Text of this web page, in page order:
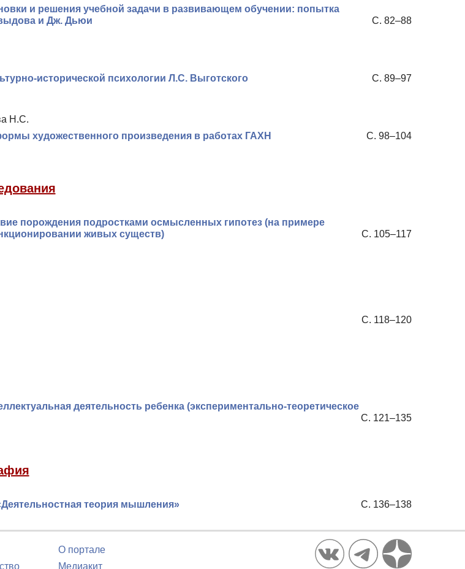
и решения учебной задачи в развивающем обучении: попытка
и Дж. Дьюи
С. 82–88
исторической психологии Л.С. Выготского
С. 89–97
Н.С.
художественного произведения в работах ГАХН
С. 98–104
порождения подростками осмысленных гипотез (на примере
живых существ)
С. 105–117
С. 118–120
деятельность ребенка (экспериментально-теоретическое
С. 121–135
теория мышления»
С. 136–138
О портале
Медиакит